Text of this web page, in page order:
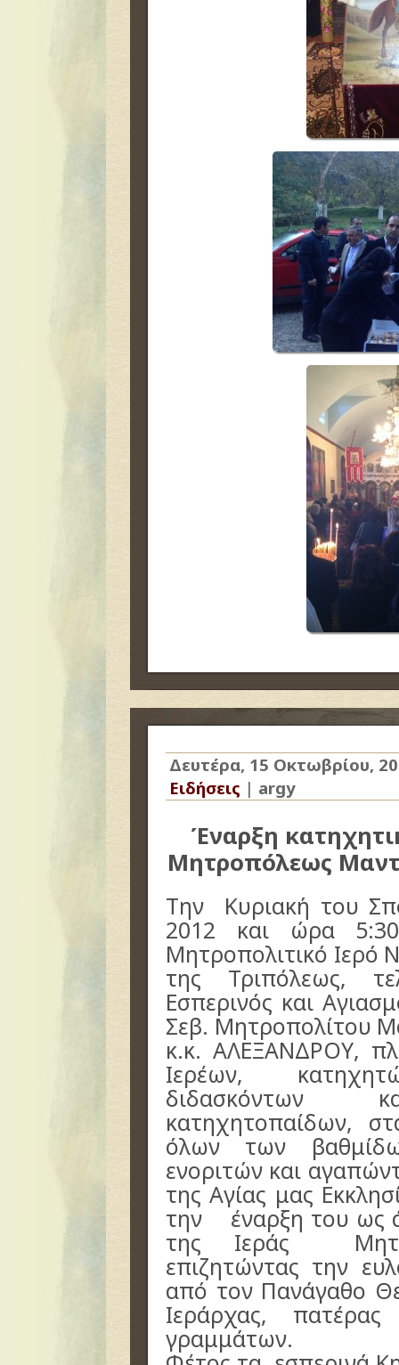
Δευτέρα, 15 Οκτωβρίου,
Ειδήσεις | argy
Έναρξη
Μητροπόλεως
Την Κυριακή του
2012 και ώρα 5:30
Μητροπολιτικό Ιερό
της Τριπόλεως,
Εσπερινός και
Σεβ. Μητροπολίτου
κ.κ. ΑΛΕΞΑΝΔΡΟΥ,
Ιερέων,
διδασκόντων
κατηχητοπαίδων,
όλων των
ενοριτών και
της Αγίας μας
την έναρξη του ως
της Ιεράς
επιζητώντας την
από τον Πανάγαθο
Ιεράρχας,
γραμμάτων.